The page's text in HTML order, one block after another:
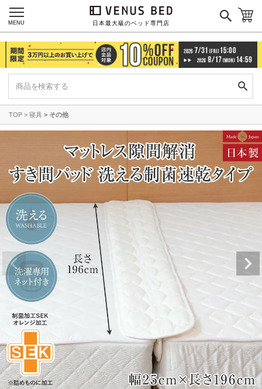
日本最大級のベッド専門店
MENU
TOP 寝具 その他